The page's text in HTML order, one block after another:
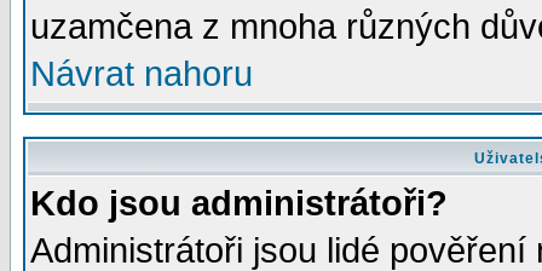
uzamčena z mnoha různých
Návrat nahoru
Kdo jsou administrátoři?
Administrátoři jsou lidé